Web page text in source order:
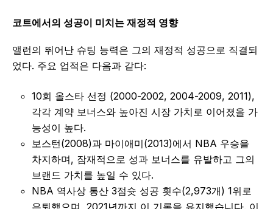
코트에서의 성공이 미치는 재정적 영향
앨런의 뛰어난 슈팅 능력은 그의 재정적 성공으로 직결되
었다. 주요 업적은 다음과 같다:
10회 올스타 선정 (2000-2002, 2004-2009, 2011),
각각 계약 보너스와 높아진 시장 가치로 이어졌을 가
능성이 높다.
보스턴(2008)과 마이애미(2013)에서 NBA 우승을
차지하며, 잠재적으로 성과 보너스를 유발하고 그의
브랜드 가치를 높일 수 있다.
NBA 역사상 통산 3점슛 성공 횟수(2,973개) 1위로
은퇴했으며, 2021년까지 이 기록을 유지했습니다. 이